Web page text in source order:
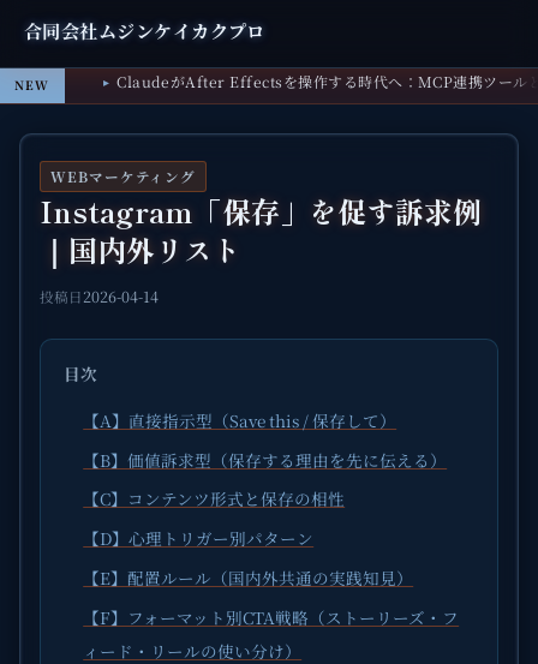
合同会社ムジンケイカクプロ
NEW ClaudeがAfter Effectsを操作する時代へ：MCP連携ツール
WEBマーケティング
Instagram「保存」を促す訴求例
｜国内外リスト
投稿日2026-04-14
目次
【A】直接指示型（Save this / 保存して）
【B】価値訴求型（保存する理由を先に伝える）
【C】コンテンツ形式と保存の相性
【D】心理トリガー別パターン
【E】配置ルール（国内外共通の実践知見）
【F】フォーマット別CTA戦略（ストーリーズ・フ
ィード・リールの使い分け）